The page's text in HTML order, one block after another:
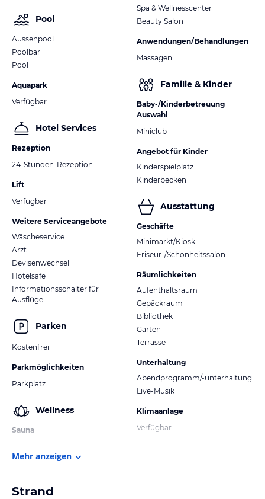
Pool
Aussenpool
Poolbar
Pool
Aquapark
Verfügbar
Hotel Services
Rezeption
24-Stunden-Rezeption
Lift
Verfügbar
Weitere Serviceangebote
Wäscheservice
Arzt
Devisenwechsel
Hotelsafe
Informationsschalter für
Ausflüge
Parken
Kostenfrei
Parkmöglichkeiten
Parkplatz
Wellness
Sauna
Spa & Wellnesscenter
Beauty Salon
Anwendungen/Behandlungen
Massagen
Familie & Kinder
Baby-/Kinderbetreuung
Auswahl
Miniclub
Angebot für Kinder
Kinderspielplatz
Kinderbecken
Ausstattung
Geschäfte
Minimarkt/Kiosk
Friseur-/Schönheitssalon
Räumlichkeiten
Aufenthaltsraum
Gepäckraum
Bibliothek
Garten
Terrasse
Unterhaltung
Abendprogramm/-unterhaltung
Live-Musik
Klimaanlage
Verfügbar
Mehr anzeigen
Strand